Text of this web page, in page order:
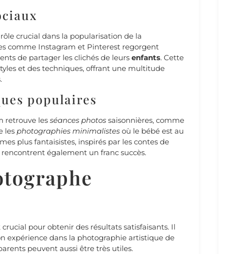
crucial dans la popularisation de la
comme Instagram et Pinterest regorgent
de partager les clichés de leurs enfants. Cette
et des techniques, offrant une multitude
populaires
retrouve les séances photos saisonnières, comme
les photographies minimalistes où le bébé est au
plus fantaisistes, inspirés par les contes de
également un franc succès.
crucial pour obtenir des résultats satisfaisants. Il
expérience dans la photographie artistique de
peuvent aussi être très utiles.